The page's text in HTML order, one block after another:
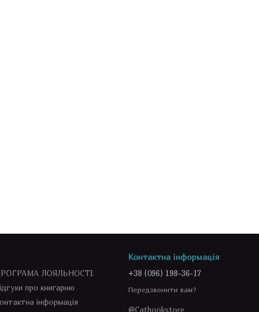
ЛОЯЛЬНОСТІ
про книгарню
інформація
Контактна інформація
+38 (096) 198-36-17
Передзвонити вам?
@Catbookstore